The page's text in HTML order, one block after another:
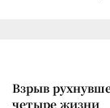
Взрыв
четыре жизни